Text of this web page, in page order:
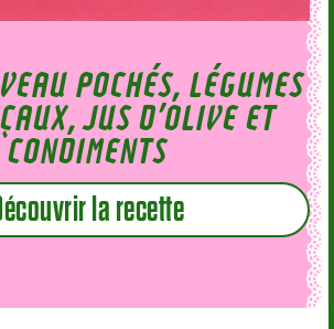
POCHÉS, LÉGUMES
JUS D’OLIVE ET
CONDIMENTS
la recette